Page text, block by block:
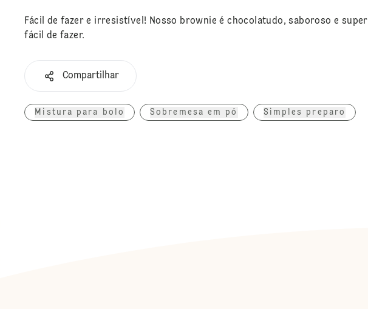
Fácil de fazer e irresistível! Nosso brownie é chocolatudo, saboroso e super
fácil de fazer.
Compartilhar
Mistura para bolo Sobremesa em pó Simples preparo